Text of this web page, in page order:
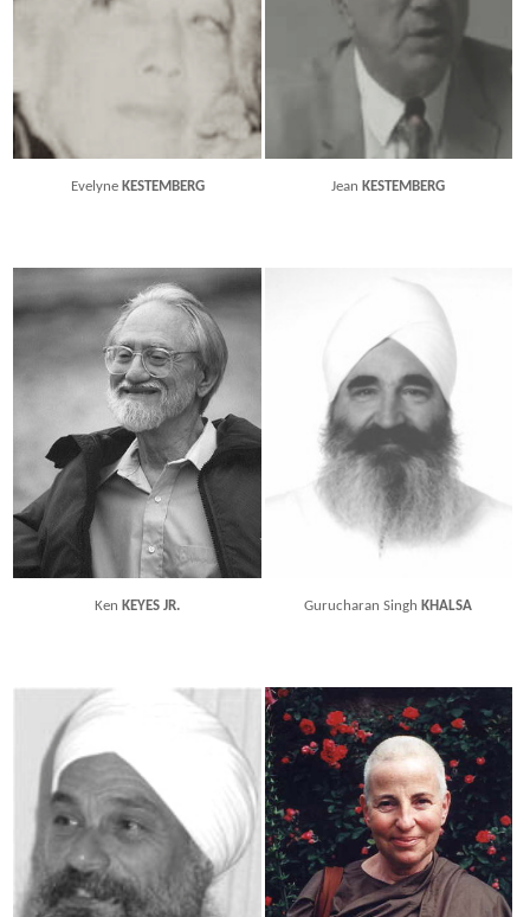
Evelyne KESTEMBERG Jean KESTEMBERG
Ken KEYES JR. Gurucharan Singh KHALSA